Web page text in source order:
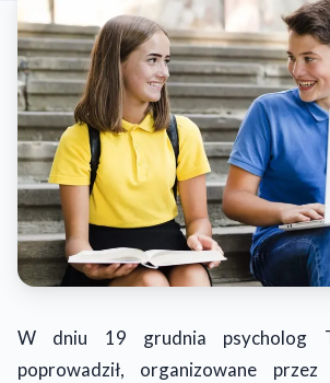
W dniu 19 grudnia psycholog
poprowadził, organizowane przez